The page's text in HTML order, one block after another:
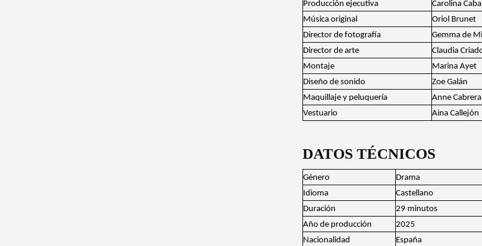
Producción ejecutiva
Carolina
Música original
Oriol Brunet
Director de fotografía
Gemma de
Director de arte
Claudia
Montaje
Marina Ayet
Diseño de sonido
Zoe Galán
Maquillaje y peluquería
Anne Cabrera
Vestuario
Aina Callejón
DATOS TÉCNICOS
Género
Drama
Idioma
Castellano
Duración
29 minutos
Año de producción
2025
Nacionalidad
España